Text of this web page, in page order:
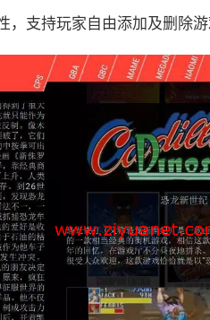
支持玩家自由添加及删除游